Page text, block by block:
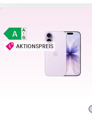
AKTIONSPREIS